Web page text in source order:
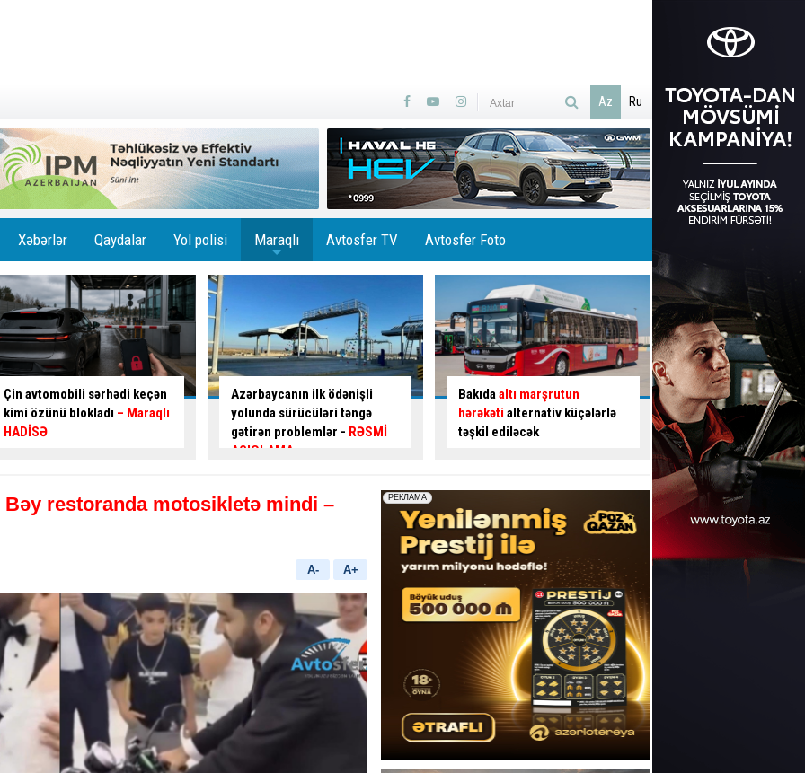
Az Ru
Xəbərlər Qaydalar Yol polisi Maraqlı Avtosfer TV Avtosfer Foto
Azərbaycanın ilk ödənişli
yolunda sürücüləri təngə
gətirən problemlər -
Bakıdaaltı marşrutun
hərəkətialternativ küçələrlə
təşkil ediləcək
İlisuda Ramramay şəlaləsinə
gedənlərdən ödəniş alınır? -
İDDİA - VİDEO
Qəzaya səbəb olan
avtobus sürücüsü ilə
mübahisə etdi-
Bəy restoranda motosikletə mindi –
A- A+